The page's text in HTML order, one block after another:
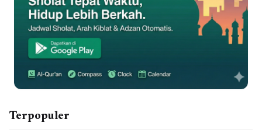
Terpopuler